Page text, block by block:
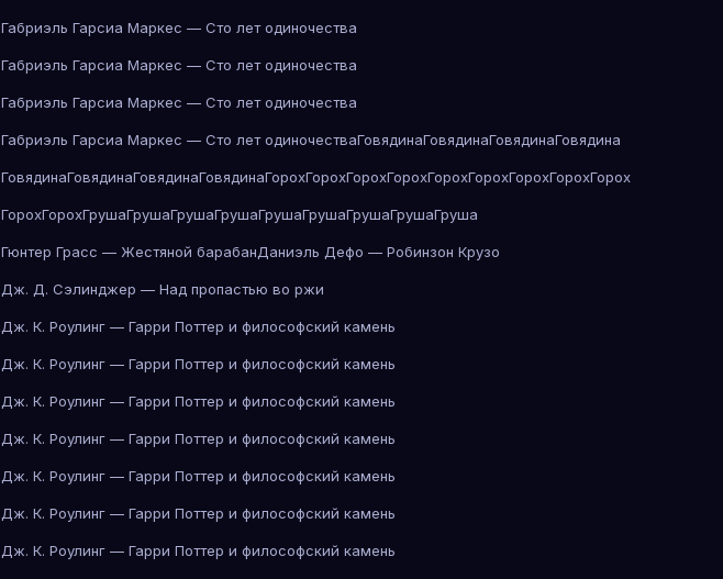
Габриэль Гарсиа Маркес — Сто лет одиночества
Габриэль Гарсиа Маркес — Сто лет одиночества
Габриэль Гарсиа Маркес — Сто лет одиночества
Габриэль Гарсиа Маркес — Сто лет одиночестваГовядинаГовядинаГовядинаГовядина
ГовядинаГовядинаГовядинаГовядинаГорохГорохГорохГорохГорохГорохГорохГорохГорох
ГорохГорохГрушаГрушаГрушаГрушаГрушаГрушаГрушаГрушаГруша
Гюнтер Грасс — Жестяной барабанДаниэль Дефо — Робинзон Крузо
Дж. Д. Сэлинджер — Над пропастью во ржи
Дж. К. Роулинг — Гарри Поттер и философский камень
Дж. К. Роулинг — Гарри Поттер и философский камень
Дж. К. Роулинг — Гарри Поттер и философский камень
Дж. К. Роулинг — Гарри Поттер и философский камень
Дж. К. Роулинг — Гарри Поттер и философский камень
Дж. К. Роулинг — Гарри Поттер и философский камень
Дж. К. Роулинг — Гарри Поттер и философский камень